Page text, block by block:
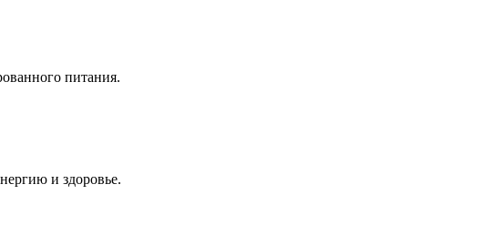
питания.
и здоровье.